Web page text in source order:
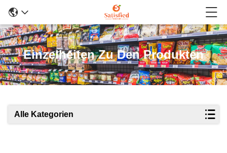
Einzelheiten Zu Den Produkten
Alle Kategorien